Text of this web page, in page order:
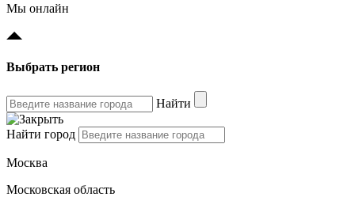
Мы онлайн
Выбрать регион
Найти
Найти город
Москва
Московская область